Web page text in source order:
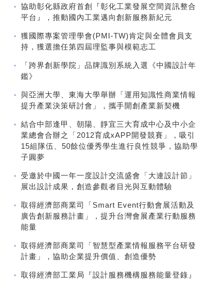
協助彰化縣政府首創『彰化工業發展空間資訊整合
平台』，推動國內工業邁向創新服務新紀元
獲國際專案管理學會(PMI-TW)肯定與全體會員支
持，獲選擔任第四屆理監事與模範志工
「跨界創新學院」品牌識別系統入選《中國設計年
鑑》
與亞洲大學、東海大學舉辦「運用知識性商業情報
提升產業決策研討會」，攜手開創產業新契機
結合中部逢甲、朝陽、靜宜三大育成中心及中小企
業總會合辦之「2012育成xAPP開發競賽」，吸引
15組隊伍、50餘位優秀學生進行良性競爭，協助學
子圓夢
受邀於中國一年一度設計交流盛會「大連設計節」
展出設計成果，創造參觀者目光與互動體驗
取得經濟部商業司「Smart Event行動會展活動及
廣告創新服務計畫」，提升台灣會展產業行動服務
能量
取得經濟部商業司「智慧型產業情報服務平台研發
計畫」，協助企業提升價值、創造優勢
取得經濟部工業局『設計服務機構服務能量登錄』